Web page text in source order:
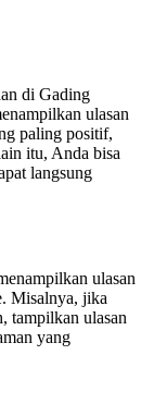
di Gading
ulasan
paling positif,
itu, Anda bisa
langsung
ulasan
Misalnya, jika
tampilkan ulasan
yang